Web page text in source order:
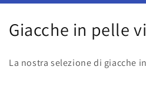
C
Giacche in pelle
La nostra selezione di giacche